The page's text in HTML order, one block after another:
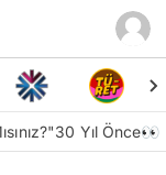
30 Yıl Önce👀